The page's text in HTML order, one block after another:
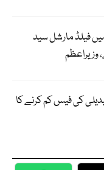
فیلڈ مارشل سید
وزیراعظم
کی فیس کم کرنے کا